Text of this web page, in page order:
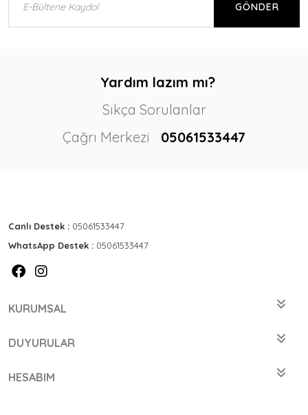
GÖNDER
Yardım lazım mı?
Sıkça Sorulanlar
Çağrı Merkezi
05061533447
Canlı Destek : 05061533447
WhatsApp Destek : 05061533447
KURUMSAL
DUYURULAR
HESABIM